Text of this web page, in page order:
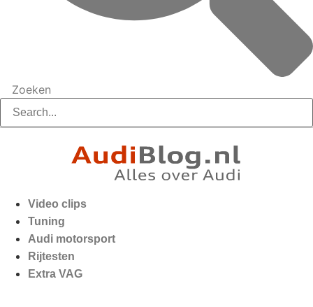
Zoeken
Video clips
Tuning
Audi motorsport
Rijtesten
Extra VAG